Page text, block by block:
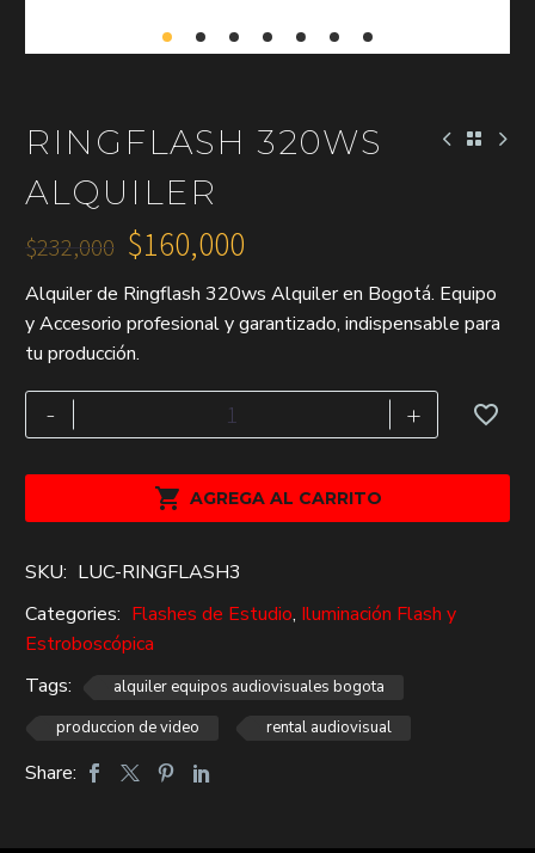
RINGFLASH 320WS
ALQUILER
$232,000
precio
original
era:
$232,000.
$160,000
precio
actual
es:
$160,000.
Alquiler de Ringflash 320ws Alquiler en Bogotá. Equipo
y Accesorio profesional y garantizado, indispensable para
tu producción.
-
Ringflash
320ws
+
 AGREGA AL CARRITO
SKU: LUC-RINGFLASH3
Categories: Flashes de Estudio, Iluminación Flash y
Estroboscópica
Tags:
alquiler equipos audiovisuales bogota
produccion de video
rental audiovisual
Share: